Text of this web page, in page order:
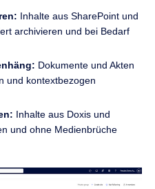
Inhalte aus SharePoint und
archivieren und bei Bedarf
Dokumente und Akten
und kontextbezogen
Inhalte aus Doxis und
und ohne Medienbrüche